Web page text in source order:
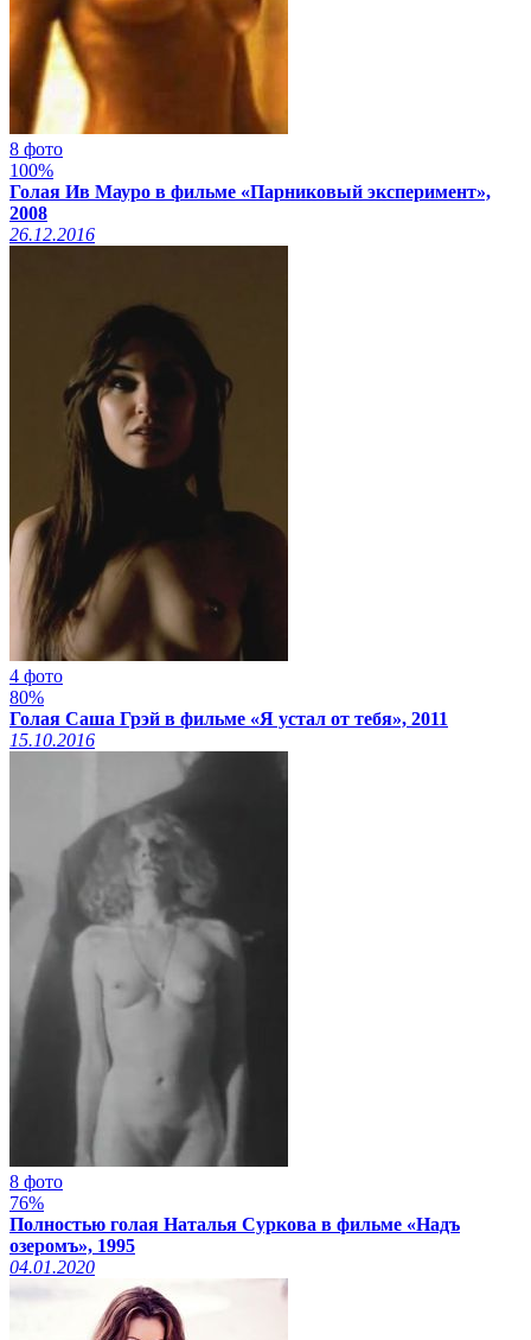
8 фото
100%
Голая Ив Мауро в фильме «Парниковый эксперимент»,
2008
26.12.2016
4 фото
80%
Голая Саша Грэй в фильме «Я устал от тебя», 2011
15.10.2016
8 фото
76%
Полностью голая Наталья Суркова в фильме «Надъ
озеромъ», 1995
04.01.2020